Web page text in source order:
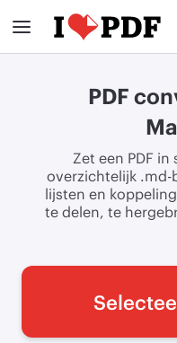
PDF
Zet een PDF
overzichtelijk .md-
lijsten en
te delen, te